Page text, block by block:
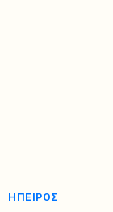
ΉΠΕΙΡΟΣ